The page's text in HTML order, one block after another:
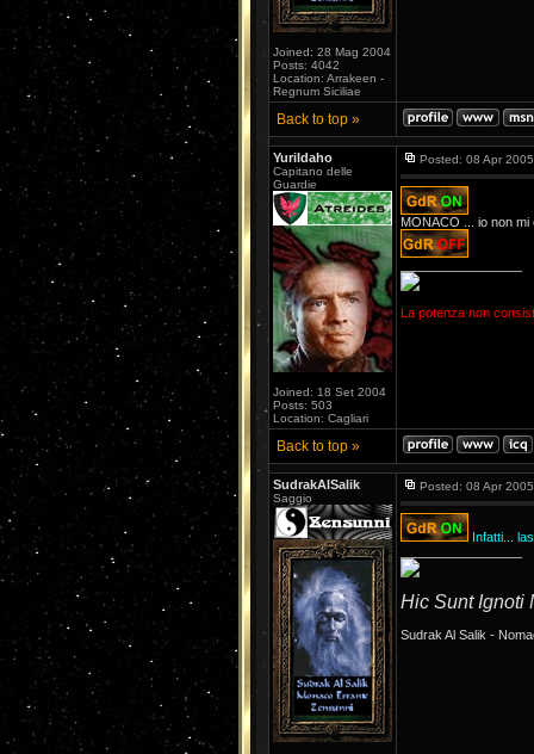
Joined: 28 Mag 2004
Posts: 4042
Location: Arrakeen -
Regnum Siciliae
Back to top »
YuriIdaho
Capitano delle
Guardie
Joined: 18 Set 2004
Posts: 503
Location: Cagliari
Posted: 08 Apr
MONACO ... io non
La potenza non
Back to top »
SudrakAlSalik
Saggio
Posted: 08 Apr
Infatti...
Hic Sunt Ignoti
Sudrak Al Salik -